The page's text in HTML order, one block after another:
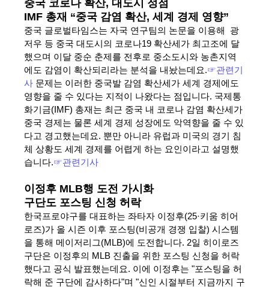
중국 코로나 확산, 대도시 정점
IMF 총재 “중국 감염 확산, 세계 경제 영향”
중국 글로벌타임스는 자국 연구팀의 논문을 이용해 광
저우 등 중국 대도시의 코로나19 확산세가 최고조에 달
했으며 이달 중순 춘제를 전후로 중소도시와 농촌지역
에도 감염이 확산되리라는 분석을 내놨는데요.☞관련기
사 문제는 이러한 중국발 감염 확산세가 세계 경제에도
영향을 줄 수 있다는 지적이 나왔다는 점입니다. 국제통
화기금(IMF) 총재는 최근 중국 내 코로나 감염 확산세가
중국 경제는 물론 세계 경제 성장에도 악역향을 줄 수 있
다고 경고했는데요. 뿐만 아니라 유럽과 미국의 경기 침
체 상황도 세계 경제를 어렵게 하는 요인이라고 설명했
습니다.☞관련기사
이정후 MLB행 도전 가시화
구단도 포스팅 신청 허락
한국프로야구를 대표하는 좌타자 이정후(25·키움 히어
로즈)가 올 시즌 이후 포스팅(비공개 경쟁 입찰) 시스템
을 통해 메이저리그(MLB)에 도전합니다. 2일 히이로즈
구단은 이정후의 MLB 진출을 위한 포스팅 신청을 허락
했다고 공식 발표했는데요. 이에 이정후는 "포스팅을 허
락해 준 구단에 감사하다"며 "신인 시절부터 지금까지 구